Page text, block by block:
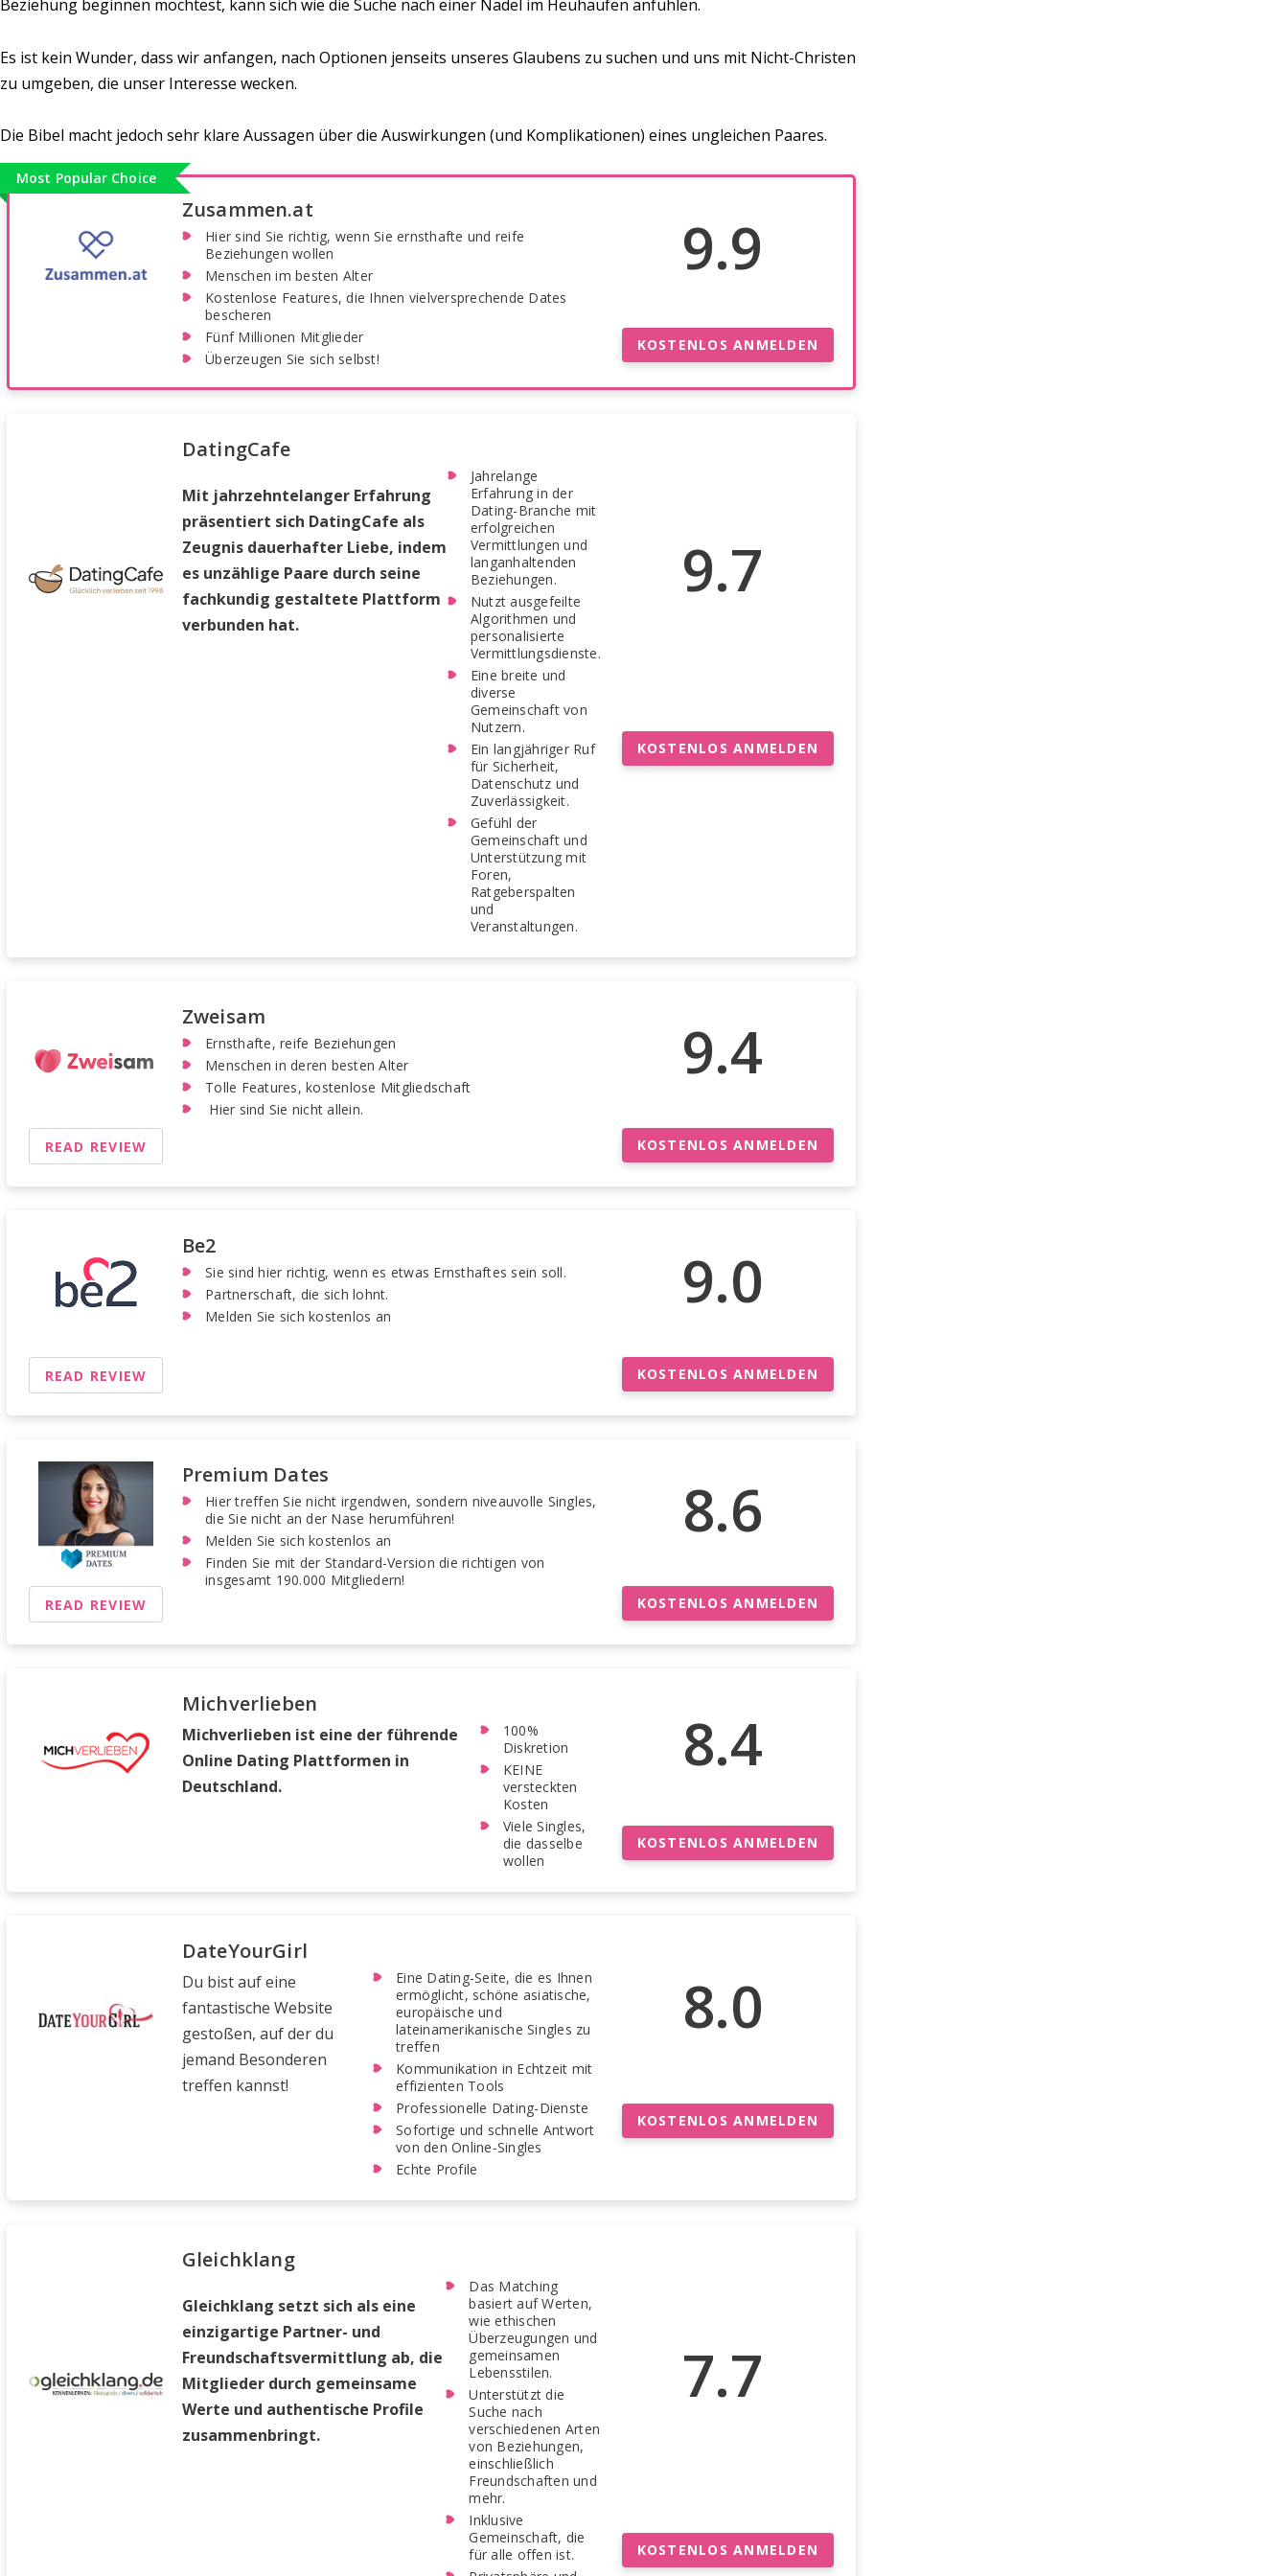
Beziehung beginnen möchtest, kann sich wie die Suche nach einer Nadel im Heuhaufen anfühlen.
Es ist kein Wunder, dass wir anfangen, nach Optionen jenseits unseres Glaubens zu suchen und uns mit Nicht-Christen
zu umgeben, die unser Interesse wecken.
Die Bibel macht jedoch sehr klare Aussagen über die Auswirkungen (und Komplikationen) eines ungleichen Paares.
Most Popular Choice
9.9
Zusammen.at
Hier sind Sie richtig, wenn Sie ernsthafte und reife
Beziehungen wollen
Menschen im besten Alter
Kostenlose Features, die Ihnen vielversprechende Dates
bescheren
Fünf Millionen Mitglieder
Überzeugen Sie sich selbst!
KOSTENLOS ANMELDEN
9.7
DatingCafe
Mit jahrzehntelanger Erfahrung
präsentiert sich DatingCafe als
Zeugnis dauerhafter Liebe, indem
es unzählige Paare durch seine
fachkundig gestaltete Plattform
verbunden hat.
Jahrelange
Erfahrung in der
Dating-Branche mit
erfolgreichen
Vermittlungen und
langanhaltenden
Beziehungen.
Nutzt ausgefeilte
Algorithmen und
personalisierte
Vermittlungsdienste.
Eine breite und
diverse
Gemeinschaft von
Nutzern.
Ein langjähriger Ruf
für Sicherheit,
Datenschutz und
Zuverlässigkeit.
Gefühl der
Gemeinschaft und
Unterstützung mit
Foren,
Ratgeberspalten
und
Veranstaltungen.
KOSTENLOS ANMELDEN
9.4
Zweisam
Ernsthafte, reife Beziehungen
Menschen in deren besten Alter
Tolle Features, kostenlose Mitgliedschaft
Hier sind Sie nicht allein.
READ REVIEW KOSTENLOS ANMELDEN
9.0
Be2
Sie sind hier richtig, wenn es etwas Ernsthaftes sein soll.
Partnerschaft, die sich lohnt.
Melden Sie sich kostenlos an
READ REVIEW KOSTENLOS ANMELDEN
8.6
Premium Dates
Hier treffen Sie nicht irgendwen, sondern niveauvolle Singles,
die Sie nicht an der Nase herumführen!
Melden Sie sich kostenlos an
Finden Sie mit der Standard-Version die richtigen von
insgesamt 190.000 Mitgliedern!
READ REVIEW
KOSTENLOS ANMELDEN
8.4
Michverlieben
Michverlieben ist eine der führende
Online Dating Plattformen in
Deutschland.
100%
Diskretion
KEINE
versteckten
Kosten
Viele Singles,
die dasselbe
wollen
KOSTENLOS ANMELDEN
8.0
DateYourGirl
Du bist auf eine
fantastische Website
gestoßen, auf der du
jemand Besonderen
treffen kannst!
Eine Dating-Seite, die es Ihnen
ermöglicht, schöne asiatische,
europäische und
lateinamerikanische Singles zu
treffen
Kommunikation in Echtzeit mit
effizienten Tools
Professionelle Dating-Dienste
Sofortige und schnelle Antwort
von den Online-Singles
Echte Profile
KOSTENLOS ANMELDEN
7.7
Gleichklang
Gleichklang setzt sich als eine
einzigartige Partner- und
Freundschaftsvermittlung ab, die
Mitglieder durch gemeinsame
Werte und authentische Profile
zusammenbringt.
Das Matching
basiert auf Werten,
wie ethischen
Überzeugungen und
gemeinsamen
Lebensstilen.
Unterstützt die
Suche nach
verschiedenen Arten
von Beziehungen,
einschließlich
Freundschaften und
mehr.
Inklusive
Gemeinschaft, die
für alle offen ist.
KOSTENLOS ANMELDEN